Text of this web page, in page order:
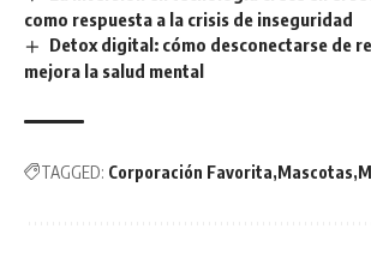
como respuesta a la crisis de inseguridad
Detox digital: cómo desconectarse de
mejora la salud mental
TAGGED: Corporación Favorita Mascotas